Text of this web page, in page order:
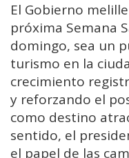
El Gobierno
próxima Semana
domingo, sea un
turismo en la
crecimiento
y reforzando el
como destino
sentido, el
el papel de las